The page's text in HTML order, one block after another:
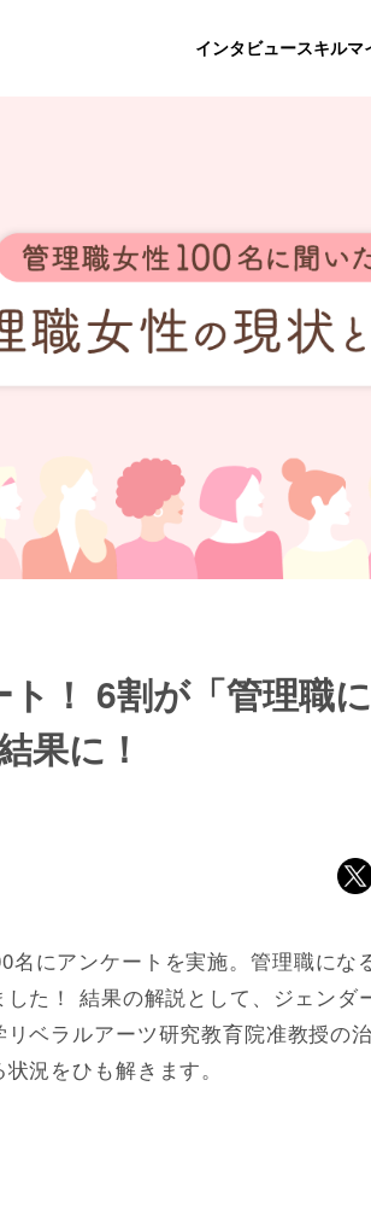
インタビュースキルマ
！ 6割が「管理職
果に！
にアンケートを実施。管理職にな
た！ 結果の解説として、ジェンダ
ベラルアーツ研究教育院准教授の
況をひも解きます。